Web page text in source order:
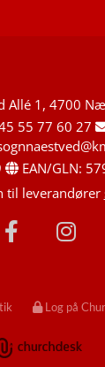
Allé 1, 4700
55 77 60 27
 EAN/GLN:
til leverandører
Log på